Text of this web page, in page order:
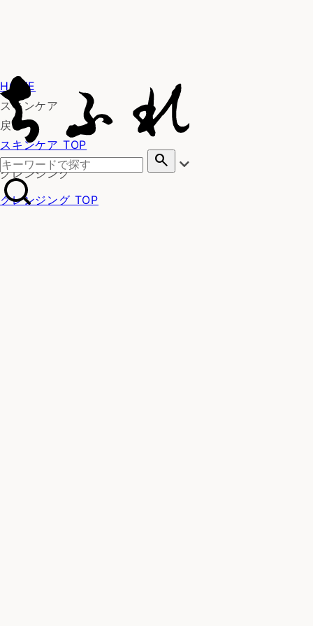
search
HOME
スキンケア
戻る
スキンケア TOP
クレンジング
クレンジング TOP